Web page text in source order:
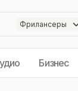
Бизнес